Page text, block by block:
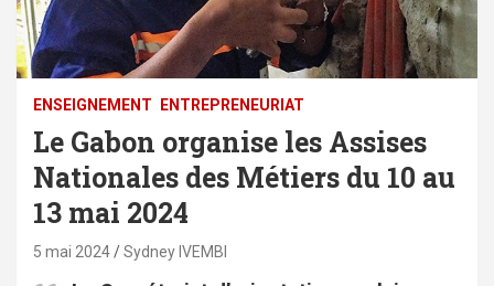
ENSEIGNEMENT ENTREPRENEURIAT
Le Gabon organise les Assises
Nationales des Métiers du 10 au
13 mai 2024
5 mai 2024 Sydney IVEMBI